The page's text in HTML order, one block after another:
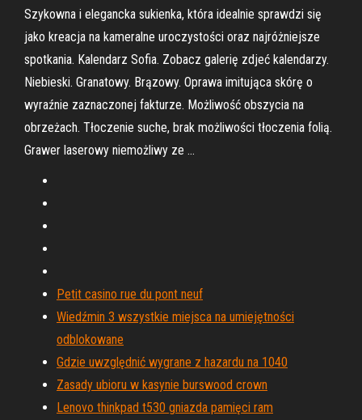
Szykowna i elegancka sukienka, która idealnie sprawdzi się
jako kreacja na kameralne uroczystości oraz najróżniejsze
spotkania. Kalendarz Sofia. Zobacz galerię zdjeć kalendarzy.
Niebieski. Granatowy. Brązowy. Oprawa imitująca skórę o
wyraźnie zaznaczonej fakturze. Możliwość obszycia na
obrzeżach. Tłoczenie suche, brak możliwości tłoczenia folią.
Grawer laserowy niemożliwy ze …
Petit casino rue du pont neuf
Wiedźmin 3 wszystkie miejsca na umiejętności
odblokowane
Gdzie uwzględnić wygrane z hazardu na 1040
Zasady ubioru w kasynie burswood crown
Lenovo thinkpad t530 gniazda pamięci ram